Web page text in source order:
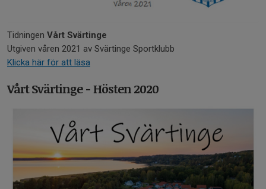
Tidningen Vårt Svärtinge
Utgiven våren 2021 av Svärtinge Sportklubb
Klicka här för att läsa
Vårt Svärtinge - Hösten 2020